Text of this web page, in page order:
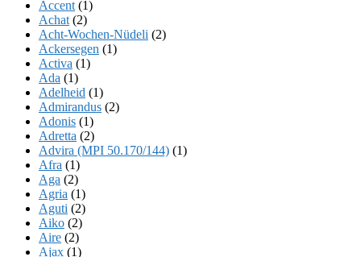
Accent (1)
Achat (2)
Acht-Wochen-Nüdeli (2)
Ackersegen (1)
Activa (1)
Ada (1)
Adelheid (1)
Admirandus (2)
Adonis (1)
Adretta (2)
Advira (MPI 50.170/144) (1)
Afra (1)
Aga (2)
Agria (1)
Aguti (2)
Aiko (2)
Aire (2)
Ajax (1)